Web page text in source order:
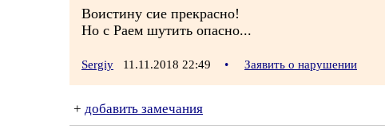
Воистину сие прекрасно!
Но с Раем шутить опасно...
Sergiy 11.11.2018 22:49 • Заявить о нарушении
+ добавить замечания